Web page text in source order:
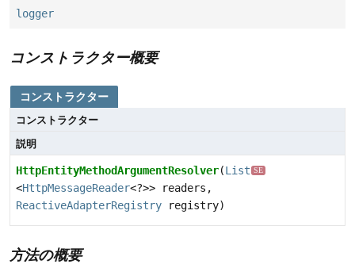
logger
コンストラクター概要
コンストラクター
コンストラクター
説明
HttpEntityMethodArgumentResolver(List SE
<HttpMessageReader<?>> readers,
ReactiveAdapterRegistry registry)
方法の概要